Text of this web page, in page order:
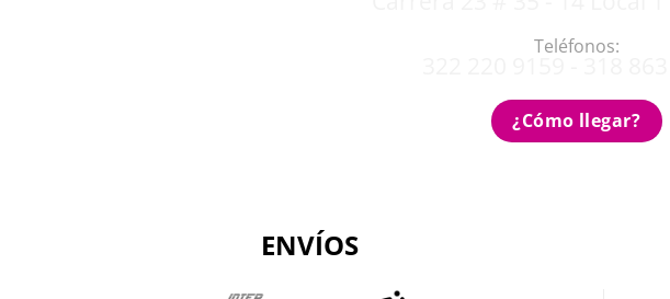
Teléfonos:
¿Cómo llegar?
ENVÍOS